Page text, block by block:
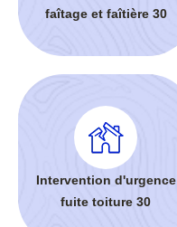
faîtage et faîtière 30
Intervention d'urgence
fuite toiture 30